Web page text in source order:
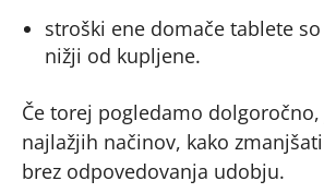
stroški ene domače tablete
nižji od kupljene.
Če torej pogledamo
najlažjih načinov, kako
brez odpovedovanja udobju.